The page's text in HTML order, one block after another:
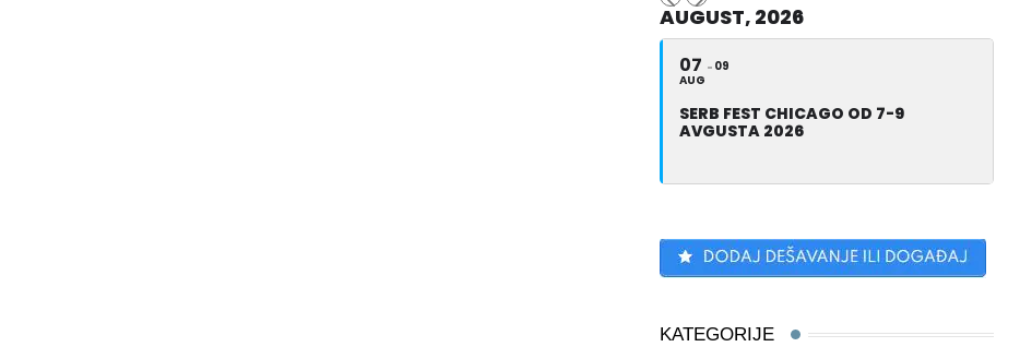
AUGUST, 2026
07
AUG
09
SERB FEST CHICAGO OD 7-9
AVGUSTA 2026
KATEGORIJE